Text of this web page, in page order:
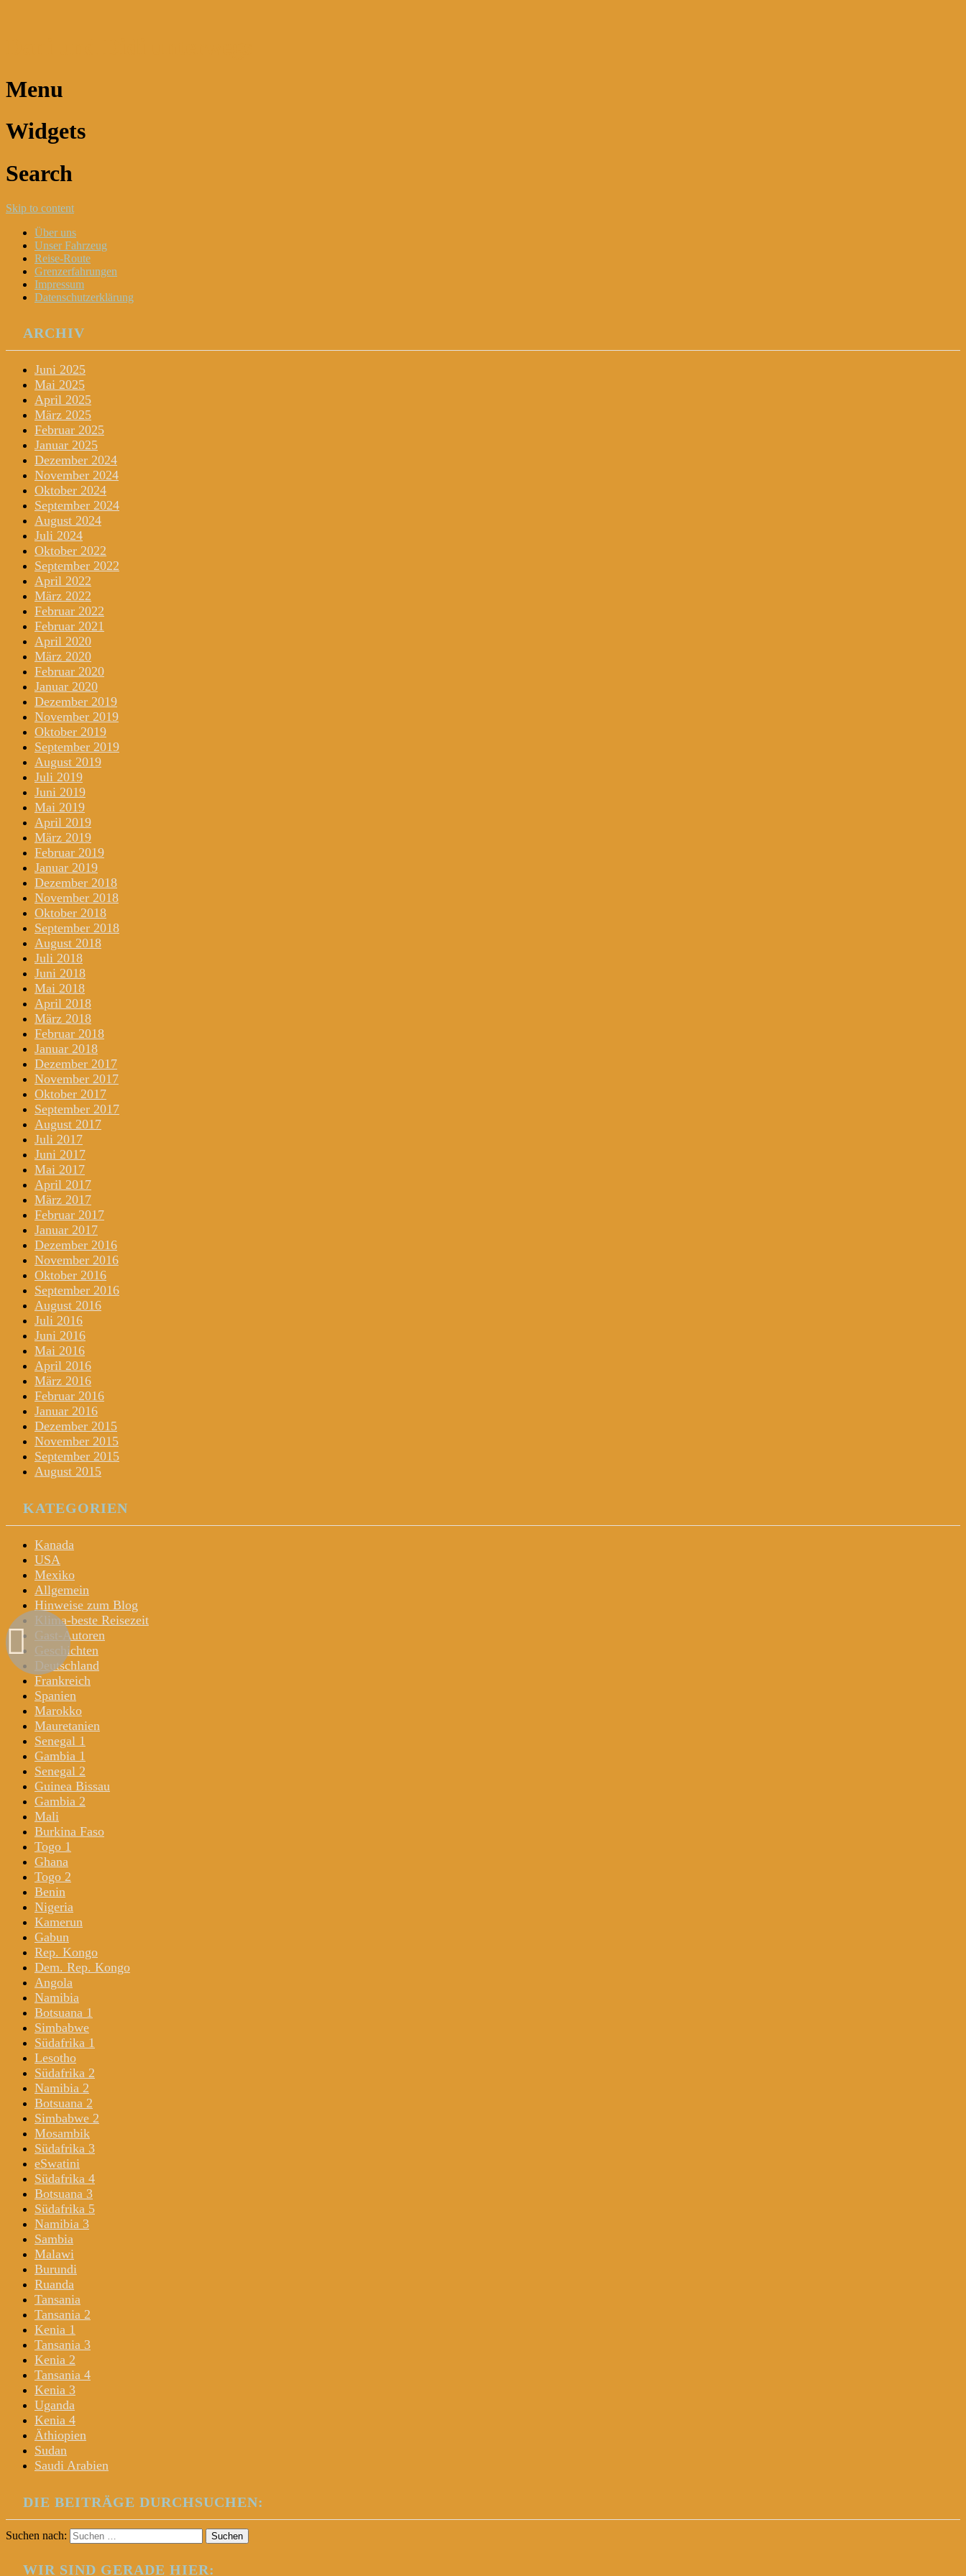
Menu
Widgets
Search
Skip to content
Über uns
Unser Fahrzeug
Reise-Route
Grenzerfahrungen
Impressum
Datenschutzerklärung
ARCHIV
Juni 2025
Mai 2025
April 2025
März 2025
Februar 2025
Januar 2025
Dezember 2024
November 2024
Oktober 2024
September 2024
August 2024
Juli 2024
Oktober 2022
September 2022
April 2022
März 2022
Februar 2022
Februar 2021
April 2020
März 2020
Februar 2020
Januar 2020
Dezember 2019
November 2019
Oktober 2019
September 2019
August 2019
Juli 2019
Juni 2019
Mai 2019
April 2019
März 2019
Februar 2019
Januar 2019
Dezember 2018
November 2018
Oktober 2018
September 2018
August 2018
Juli 2018
Juni 2018
Mai 2018
April 2018
März 2018
Februar 2018
Januar 2018
Dezember 2017
November 2017
Oktober 2017
September 2017
August 2017
Juli 2017
Juni 2017
Mai 2017
April 2017
März 2017
Februar 2017
Januar 2017
Dezember 2016
November 2016
Oktober 2016
September 2016
August 2016
Juli 2016
Juni 2016
Mai 2016
April 2016
März 2016
Februar 2016
Januar 2016
Dezember 2015
November 2015
September 2015
August 2015
KATEGORIEN
Kanada
USA
Mexiko
Allgemein
Hinweise zum Blog
Klima-beste Reisezeit
Gast-Autoren
Geschichten
Deutschland
Frankreich
Spanien
Marokko
Mauretanien
Senegal 1
Gambia 1
Senegal 2
Guinea Bissau
Gambia 2
Mali
Burkina Faso
Togo 1
Ghana
Togo 2
Benin
Nigeria
Kamerun
Gabun
Rep. Kongo
Dem. Rep. Kongo
Angola
Namibia
Botsuana 1
Simbabwe
Südafrika 1
Lesotho
Südafrika 2
Namibia 2
Botsuana 2
Simbabwe 2
Mosambik
Südafrika 3
eSwatini
Südafrika 4
Botsuana 3
Südafrika 5
Namibia 3
Sambia
Malawi
Burundi
Ruanda
Tansania
Tansania 2
Kenia 1
Tansania 3
Kenia 2
Tansania 4
Kenia 3
Uganda
Kenia 4
Äthiopien
Sudan
Saudi Arabien
DIE BEITRÄGE DURCHSUCHEN:
Suchen nach:
WIR SIND GERADE HIER: